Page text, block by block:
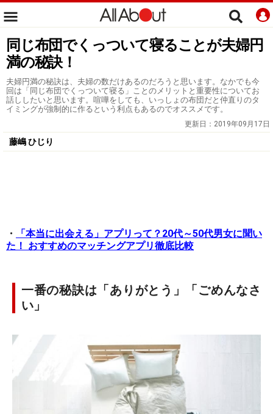
同じ布団でくっついて寝ることが夫婦円
満の秘訣！
夫婦円満の秘訣は、夫婦の数だけあるのだろうと思います。なかでも今
回は「同じ布団でくっついて寝る」ことのメリットと重要性についてお
話ししたいと思います。喧嘩をしても、いっしょの布団だと仲直りのタ
イミングが強制的に作るという利点もあるのでオススメです。
更新日： 2019年09月17日
藤嶋 ひじり
・
「本当に出会える」アプリって？20代～50代男女に聞い
た！ おすすめのマッチングアプリ徹底比較
一番の秘訣は「ありがとう」「ごめんなさ
い」